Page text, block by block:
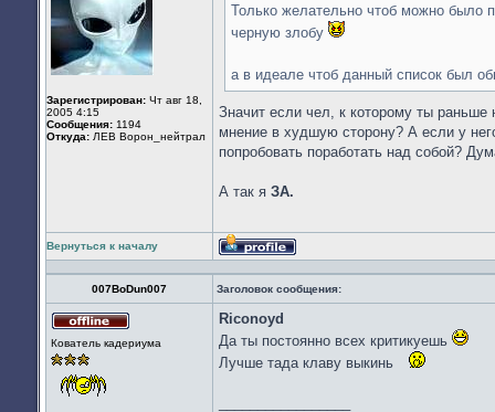
Зарегистрирован: Чт авг 18,
2005 4:15
Сообщения: 1194
Откуда: ЛЕВ Ворон_нейтрал
Только желательно чтоб можно было
черную злобу
а в идеале чтоб данный список был
Значит если чел, к которому ты
мнение в худшую сторону? А если у
попробовать поработать над собой?
А так я ЗА.
Вернуться к началу
Профиль
007BoDun007 Заголовок сообщения:
в
Кователь кадериума
Riconoyd
Да ты постоянно всех критикуешь
Лучше тада клаву выкинь